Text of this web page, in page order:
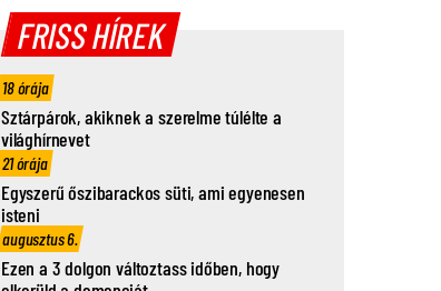
FRISS HÍREK
18 órája
Sztárpárok, akiknek a szerelme túlélte a
világhírnevet
21 órája
Egyszerű őszibarackos süti, ami egyenesen
isteni
augusztus 6.
Ezen a 3 dolgon változtass időben, hogy